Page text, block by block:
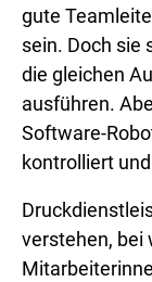
gute
sein. Doch sie
die gleichen
ausführen.
Software-
kontrolliert
verstehen, bei